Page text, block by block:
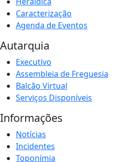
Caracterização
Agenda de Eventos
Autarquia
Executivo
Assembleia de Freguesia
Balcão Virtual
Serviços Disponíveis
Informações
Notícias
Incidentes
Toponímia